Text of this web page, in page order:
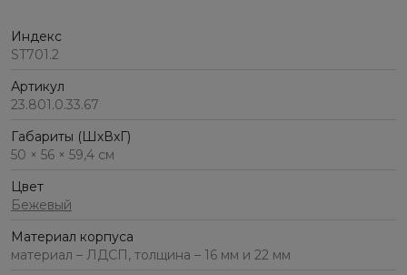
Индекс
ST701.2
Артикул
23.801.0.33.67
Габариты (ШхВхГ)
50 × 56 × 59,4 см
Цвет
Бежевый
Материал корпуса
материал – ЛДСП, толщина – 16 мм и 22 мм